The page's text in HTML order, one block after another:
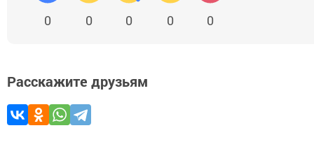
0 0 0 0 0
Расскажите друзьям